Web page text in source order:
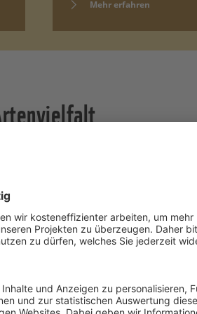
Mehr erfahren
und so lautet ein
und überwiegend nachtaktiven
und Savannen vor.
Zentralafrikas
äußerst bizarre
Hinterbeinen trippeln.